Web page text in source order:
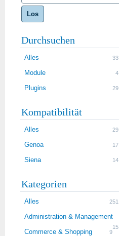
Los
Durchsuchen
Alles 33
Module 4
Plugins 29
Kompatibilität
Alles 29
Genoa 17
Siena 14
Kategorien
Alles 251
Administration & Management
15
Commerce & Shopping 9